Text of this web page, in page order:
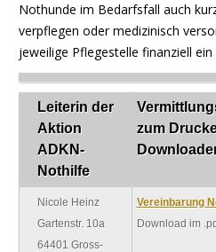
Nothunde im Bedarfsfall auch
verpflegen oder medizinisch
jeweilige Pflegestelle finanziell
Leiterin der
Aktion
ADKN-
Nothilfe
zum
Nicole Heinz
Gartenstr. 10a
64401 Gross-
Vereinbarung
Download im